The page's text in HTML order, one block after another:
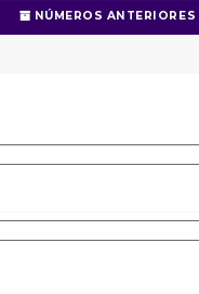
NÚMEROS ANTERIORES